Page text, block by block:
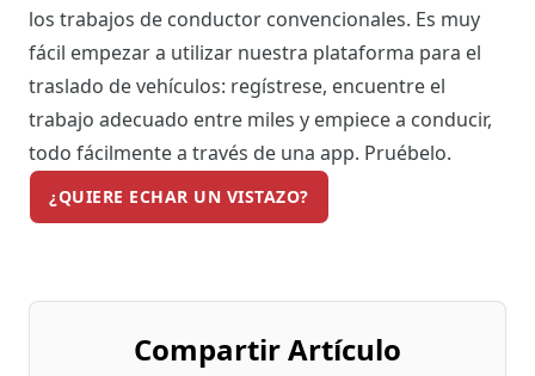
los trabajos de conductor convencionales. Es muy
fácil empezar a utilizar nuestra plataforma para el
traslado de vehículos: regístrese, encuentre el
trabajo adecuado entre miles y empiece a conducir,
todo fácilmente a través de una app. Pruébelo.
¿QUIERE ECHAR UN VISTAZO?
Compartir Artículo